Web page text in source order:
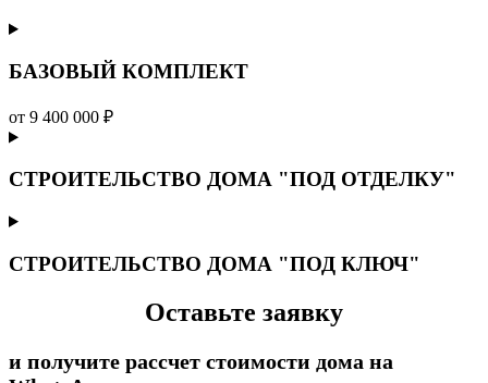
БАЗОВЫЙ КОМПЛЕКТ
от 9 400 000 ₽
СТРОИТЕЛЬСТВО ДОМА "ПОД ОТДЕЛКУ"
СТРОИТЕЛЬСТВО ДОМА "ПОД КЛЮЧ"
Оставьте заявку
и получите рассчет стоимости дома на